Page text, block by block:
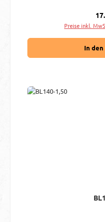
Preise inkl.
In